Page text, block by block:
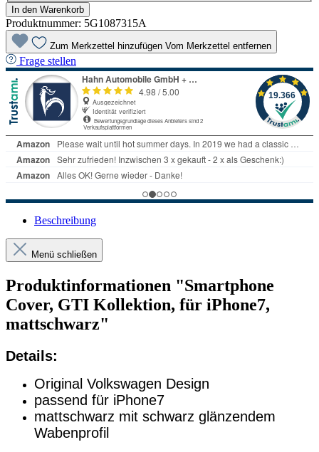
In den Warenkorb
Produktnummer: 5G1087315A
Zum Merkzettel hinzufügen Vom Merkzettel entfernen
Frage stellen
Beschreibung
Menü schließen
Produktinformationen "Smartphone
Cover, GTI Kollektion, für iPhone7,
mattschwarz"
Details:
Original Volkswagen Design
passend für iPhone7
mattschwarz mit schwarz glänzendem
Wabenprofil